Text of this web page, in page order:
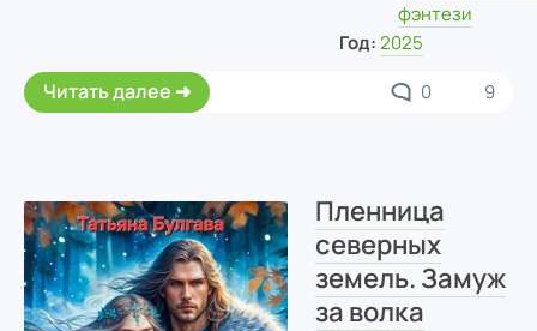
фэнтези
Год: 2025
Читать далее 0 9
Пленница
северных
земель. Замуж
за волка